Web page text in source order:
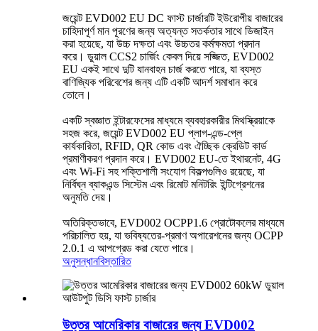
জয়েন্ট EVD002 EU DC ফাস্ট চার্জারটি ইউরোপীয় বাজারের
চাহিদাপূর্ণ মান পূরণের জন্য অত্যন্ত সতর্কতার সাথে ডিজাইন
করা হয়েছে, যা উচ্চ দক্ষতা এবং উচ্চতর কর্মক্ষমতা প্রদান
করে। ডুয়াল CCS2 চার্জিং কেবল দিয়ে সজ্জিত, EVD002
EU একই সাথে দুটি যানবাহন চার্জ করতে পারে, যা ব্যস্ত
বাণিজ্যিক পরিবেশের জন্য এটি একটি আদর্শ সমাধান করে
তোলে।
একটি স্বজ্ঞাত ইন্টারফেসের মাধ্যমে ব্যবহারকারীর মিথস্ক্রিয়াকে
সহজ করে, জয়েন্ট EVD002 EU প্লাগ-এন্ড-প্লে
কার্যকারিতা, RFID, QR কোড এবং ঐচ্ছিক ক্রেডিট কার্ড
প্রমাণীকরণ প্রদান করে। EVD002 EU-তে ইথারনেট, 4G
এবং Wi-Fi সহ শক্তিশালী সংযোগ বিকল্পগুলিও রয়েছে, যা
নির্বিঘ্ন ব্যাকএন্ড সিস্টেম এবং রিমোট মনিটরিং ইন্টিগ্রেশনের
অনুমতি দেয়।
অতিরিক্তভাবে, EVD002 OCPP1.6 প্রোটোকলের মাধ্যমে
পরিচালিত হয়, যা ভবিষ্যতের-প্রমাণ অপারেশনের জন্য OCPP
2.0.1 এ আপগ্রেড করা যেতে পারে।
অনুসন্ধানবিস্তারিত
উত্তর আমেরিকার বাজারের জন্য EVD002